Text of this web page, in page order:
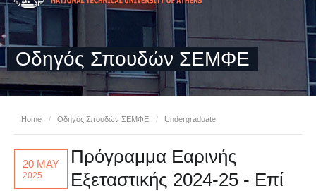
Οδηγός Σπουδών ΣΕΜΦΕ
Home / Οδηγός Σπουδών ΣΕΜΦΕ / Undergraduate
20 MAY
2025
Πρόγραμμα Εαρινής
Εξεταστικής 2024-25 - Επί